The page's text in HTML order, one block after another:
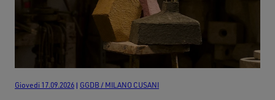
Giovedi 17.09.2026 | GGDB / MILANO CUSANI